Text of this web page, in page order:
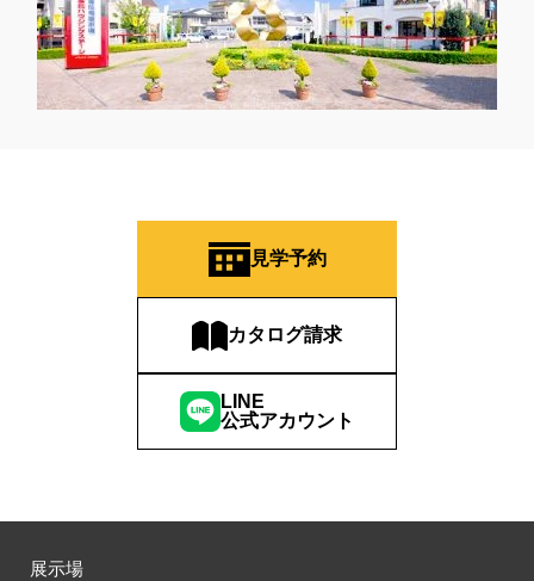
見学予約
カタログ請求
LINE
公式アカウント
展示場